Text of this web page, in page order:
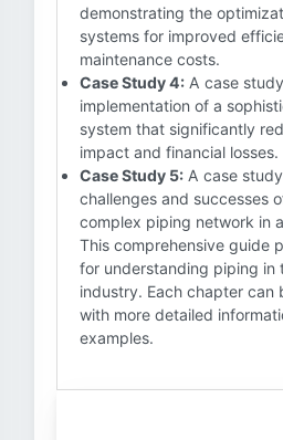
demonstrating the
systems for improved
maintenance costs.
Case Study 4: A case
implementation of a
system that significantly
impact and financial losses.
Case Study 5: A case
challenges and successes
complex piping network in
This comprehensive guide
for understanding piping in
industry. Each chapter can
with more detailed
examples.